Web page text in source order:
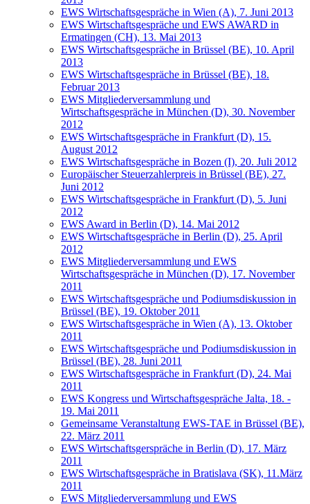
EWS Wirtschaftsgespräche in Wien (A), 7. Juni 2013
EWS Wirtschaftsgespräche und EWS AWARD in
Ermatingen (CH), 13. Mai 2013
EWS Wirtschaftsgespräche in Brüssel (BE), 10. April
2013
EWS Wirtschaftsgespräche in Brüssel (BE), 18.
Februar 2013
EWS Mitgliederversammlung und
Wirtschaftsgespräche in München (D), 30. November
2012
EWS Wirtschaftsgespräche in Frankfurt (D), 15.
August 2012
EWS Wirtschaftsgespräche in Bozen (I), 20. Juli 2012
Europäischer Steuerzahlerpreis in Brüssel (BE), 27.
Juni 2012
EWS Wirtschaftsgespräche in Frankfurt (D), 5. Juni
2012
EWS Award in Berlin (D), 14. Mai 2012
EWS Wirtschaftsgespräche in Berlin (D), 25. April
2012
EWS Mitgliederversammlung und EWS
Wirtschaftsgespräche in München (D), 17. November
2011
EWS Wirtschaftsgespräche und Podiumsdiskussion in
Brüssel (BE), 19. Oktober 2011
EWS Wirtschaftsgespräche in Wien (A), 13. Oktober
2011
EWS Wirtschaftsgespräche und Podiumsdiskussion in
Brüssel (BE), 28. Juni 2011
EWS Wirtschaftsgespräche in Frankfurt (D), 24. Mai
2011
EWS Kongress und Wirtschaftsgespräche Jalta, 18. -
19. Mai 2011
Gemeinsame Veranstaltung EWS-TAE in Brüssel (BE),
22. März 2011
EWS Wirtschaftsgerspräche in Berlin (D), 17. März
2011
EWS Wirtschaftsgespräche in Bratislava (SK), 11.März
2011
EWS Mitgliederversammlung und EWS